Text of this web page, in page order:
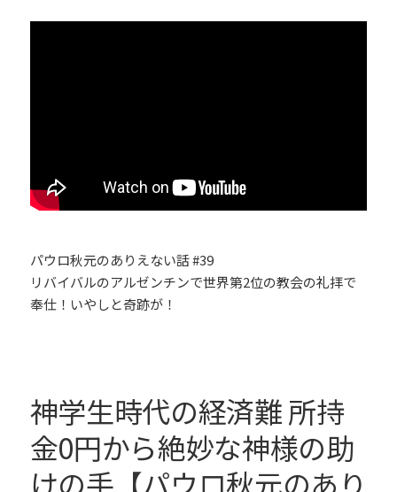
パウロ秋元のありえない話 #39
リバイバルのアルゼンチンで世界第2位の教会の礼拝で
奉仕！いやしと奇跡が！
神学生時代の経済難 所持
金0円から絶妙な神様の助
けの手【パウロ秋元のあり